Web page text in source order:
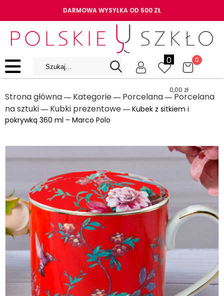
DARMOWA WYSYŁKA OD 500 ZŁ
0 0
0,00 zł
Strona główna ― Kategorie ― Porcelana ― Porcelana
na sztuki ― Kubki prezentowe ― Kubek z sitkiem i
pokrywką 360 ml – Marco Polo